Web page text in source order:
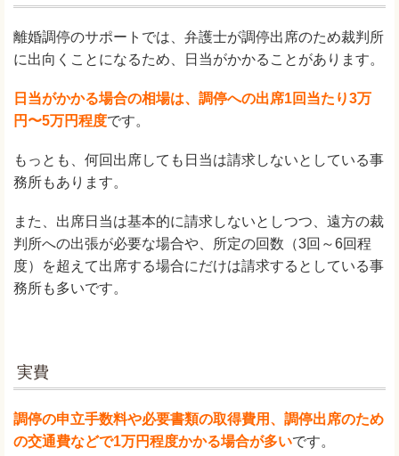
離婚調停のサポートでは、弁護士が調停出席のため裁判所
に出向くことになるため、日当がかかることがあります。
日当がかかる場合の相場は、調停への出席1回当たり3万
円〜5万円程度です。
もっとも、何回出席しても日当は請求しないとしている事
務所もあります。
また、出席日当は基本的に請求しないとしつつ、遠方の裁
判所への出張が必要な場合や、所定の回数（3回～6回程
度）を超えて出席する場合にだけは請求するとしている事
務所も多いです。
実費
調停の申立手数料や必要書類の取得費用、調停出席のため
の交通費などで1万円程度かかる場合が多いです。